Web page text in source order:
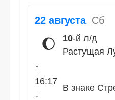
22 августа Сб
🌔 10-й л/д
Растущая
↑
16:17
↓
В знаке